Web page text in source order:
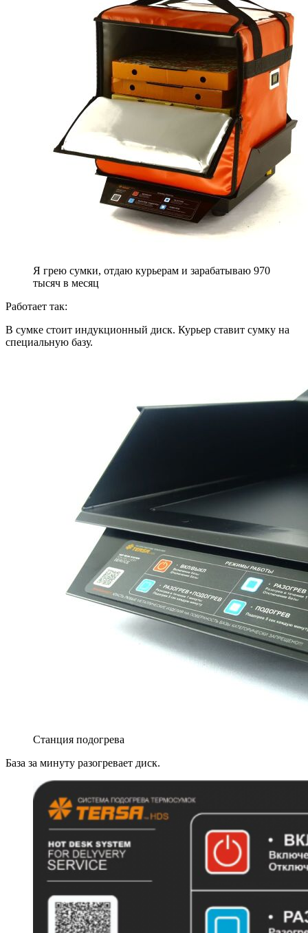
Я грею сумки, отдаю курьерам и зарабатываю 970
тысяч в месяц
Работает так:
В сумке стоит индукционный диск. Курьер ставит сумку на
специальную базу.
Станция подогрева
База за минуту разогревает диск.